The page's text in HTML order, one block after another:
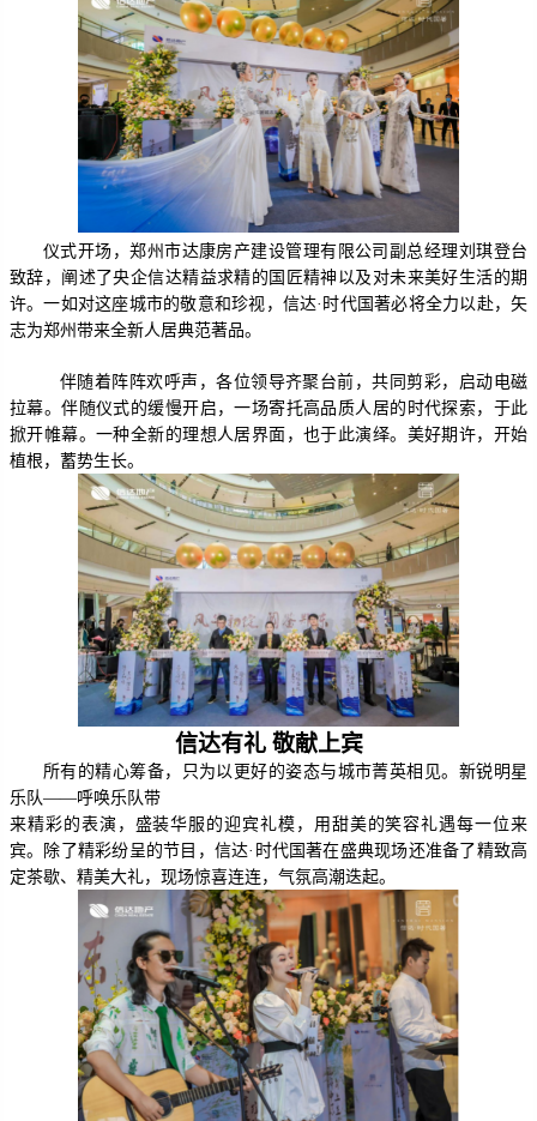
仪式开场，郑州市达康房产建设管理有限公司副总经理刘琪登台
致辞，阐述了央企信达精益求精的国匠精神以及对未来美好生活的期
许。一如对这座城市的敬意和珍视，信达·时代国著必将全力以赴，矢
志为郑州带来全新人居典范著品。
伴随着阵阵欢呼声，各位领导齐聚台前，共同剪彩，启动电磁
拉幕。伴随仪式的缓慢开启，一场寄托高品质人居的时代探索，于此
掀开帷幕。一种全新的理想人居界面，也于此演绎。美好期许，开始
植根，蓄势生长。
信达有礼 敬献上宾
所有的精心筹备，只为以更好的姿态与城市菁英相见。新锐明星
乐队——呼唤乐队带
来精彩的表演，盛装华服的迎宾礼模，用甜美的笑容礼遇每一位来
宾。除了精彩纷呈的节目，信达·时代国著在盛典现场还准备了精致高
定茶歇、精美大礼，现场惊喜连连，气氛高潮迭起。